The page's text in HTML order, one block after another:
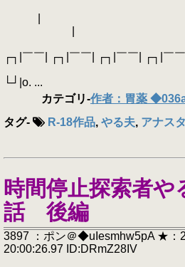
┌┐|￣￣| ┌┐|￣￣| ┌┐|￣￣| ┌┐|￣
└┘|o. ...
カテゴリ-作者：胃薬
タグ- R-18作品, やる夫, アナス
時間停止探索者
話 後編
3897 ：ポン＠◆uIesmhw5pA ★：
20:00:26.97 ID:DRmZ28IV